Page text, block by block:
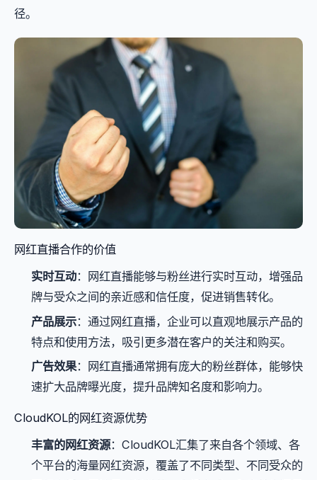
径。
网红直播合作的价值
实时互动：网红直播能够与粉丝进行实时互动，增强品
牌与受众之间的亲近感和信任度，促进销售转化。
产品展示：通过网红直播，企业可以直观地展示产品的
特点和使用方法，吸引更多潜在客户的关注和购买。
广告效果：网红直播通常拥有庞大的粉丝群体，能够快
速扩大品牌曝光度，提升品牌知名度和影响力。
CloudKOL的网红资源优势
丰富的网红资源：CloudKOL汇集了来自各个领域、各
个平台的海量网红资源，覆盖了不同类型、不同受众的